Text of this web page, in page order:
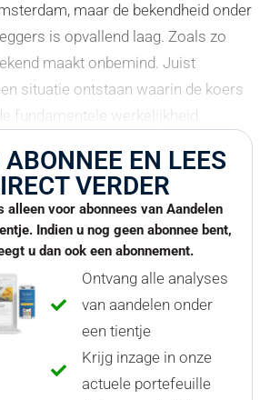
maar de bekendheid onder
is opvallend laag. Zoals zo
maakt onbemind. Juist
situatie ontstaan waarin de koers
fundamentele werkelijkheid.
ABONNEE EN LEES
VERDER
alleen voor abonnees van Aandelen
Indien u nog geen abonnee bent,
u dan ook een abonnement.
Ontvang alle analyses
van aandelen onder
een tientje
Krijg inzage in onze
actuele portefeuille